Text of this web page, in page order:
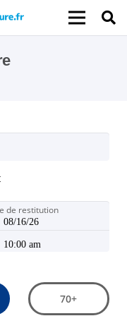
de restitution
70+